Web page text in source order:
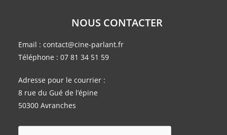
NOUS CONTACTER
Email : contact@cine-parlant.fr
Téléphone : 07 81 34 51 59
Adresse pour le courrier :
8 rue du Gué de l’épine
50300 Avranches